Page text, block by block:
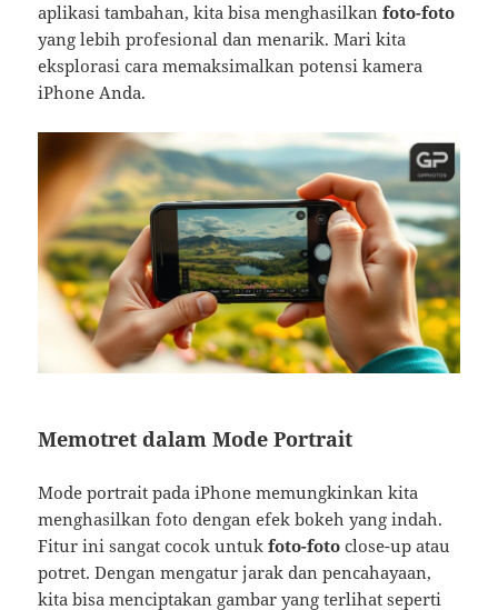
aplikasi tambahan, kita bisa menghasilkanfoto-foto
yang lebih profesional dan menarik. Mari kita
eksplorasi cara memaksimalkan potensi kamera
iPhone Anda.
Memotret dalam Mode Portrait
Mode portrait pada iPhone memungkinkan kita
menghasilkan foto dengan efek bokeh yang indah.
Fitur ini sangat cocok untukfoto-foto close-up atau
potret. Dengan mengatur jarak dan pencahayaan,
kita bisa menciptakan gambar yang terlihat seperti